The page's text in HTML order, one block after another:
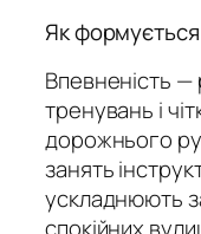
Як
Впевненість —
тренувань і
дорожнього
занять
ускладнюють
спокійних